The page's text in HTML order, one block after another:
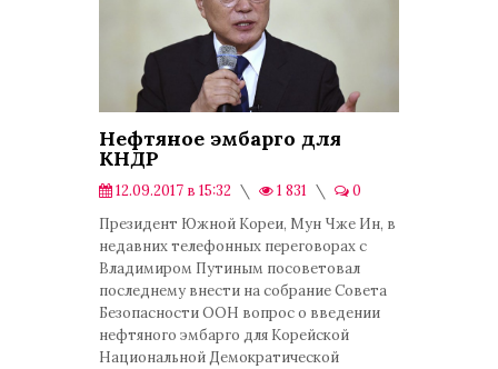
Нефтяное эмбарго для
КНДР
12.09.2017 в 15:32 1 831
0
Президент Южной Кореи, Мун Чже Ин, в
недавних телефонных переговорах с
Владимиром Путиным посоветовал
последнему внести на собрание Совета
Безопасности ООН вопрос о введении
нефтяного эмбарго для Корейской
Национальной Демократической